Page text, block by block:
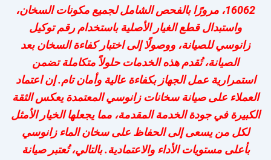
16062، مرورًا بالفحص الشامل لجميع مكونات السخان،
واستبدال قطع الغيار الأصلية باستخدام رقم توكيل
زانوسي للصيانة، ووصولًا إلى اختبار كفاءة السخان بعد
الصيانة، تُقدم هذه الخدمات حلولاً متكاملة تضمن
استمرارية عمل الجهاز بكفاءة عالية وأمان تام. إن اعتماد
العملاء على صيانة سخانات زانوسي المعتمدة يعكس الثقة
الكبيرة في جودة الخدمة المقدمة، مما يجعلها الخيار الأمثل
لكل من يسعى إلى الحفاظ على سخان الماء زانوسي
بأعلى مستويات الأداء والاعتمادية. بالتالي، تُعتبر صيانة